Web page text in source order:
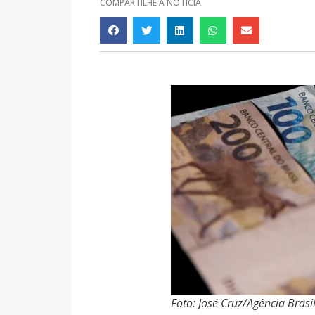
COMPARTILHE A NOTÍCIA
Foto: José Cruz/Agência Brasil